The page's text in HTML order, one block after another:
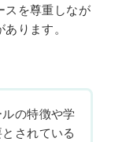
スを尊重しなが
ります。
の特徴や学
されている